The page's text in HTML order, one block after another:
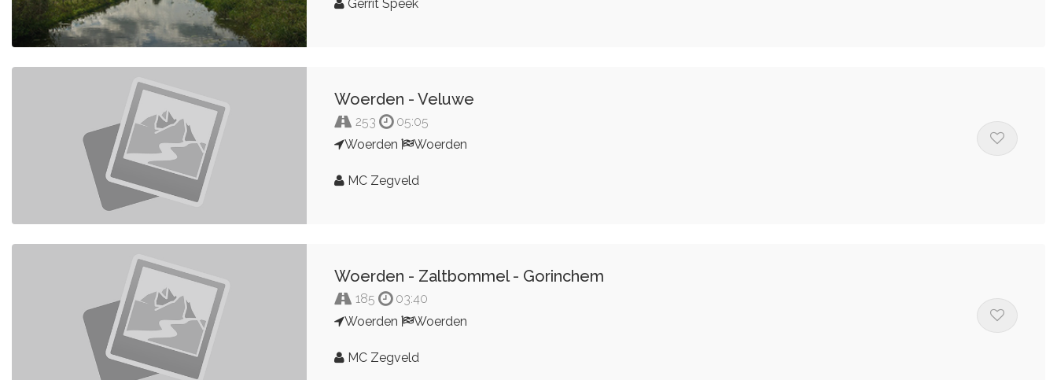
Gerrit Speek
Woerden - Veluwe
253
05:05
Woerden
Woerden
MC Zegveld
Woerden - Zaltbommel - Gorinchem
185
03:40
Woerden
Woerden
MC Zegveld